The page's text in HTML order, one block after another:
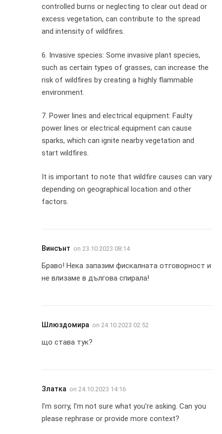
controlled burns or neglecting to clear out dead or
excess vegetation, can contribute to the spread
and intensity of wildfires.
6. Invasive species: Some invasive plant species,
such as certain types of grasses, can increase the
risk of wildfires by creating a highly flammable
environment.
7. Power lines and electrical equipment: Faulty
power lines or electrical equipment can cause
sparks, which can ignite nearby vegetation and
start wildfires.
It is important to note that wildfire causes can vary
depending on geographical location and other
factors.
Винсънт on 23.10.2023 08:14
Браво! Нека запазим фискалната отговорност и
не влизаме в дългова спирала!
Шлюздомира on 24.10.2023 02:52
що става тук?
Златка on 24.10.2023 14:16
I’m sorry, I’m not sure what you’re asking. Can you
please rephrase or provide more context?